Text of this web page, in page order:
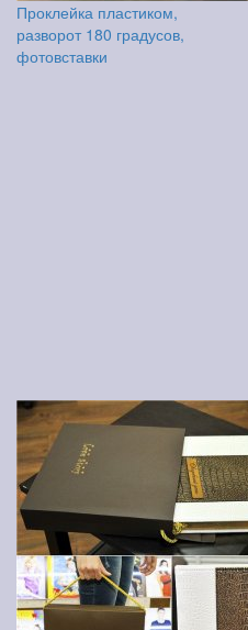
Проклейка пластиком,
разворот 180 градусов,
фотовставки